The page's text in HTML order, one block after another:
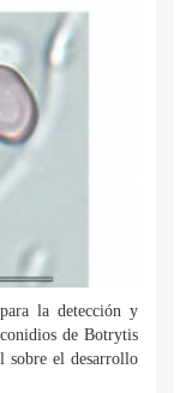
la detección y
de Botrytis
sobre el desarrollo